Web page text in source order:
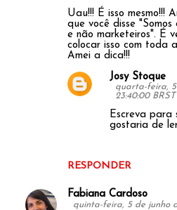
Uau!!! É isso mesmo!!!
que você disse
e não marketeiros". É
colocar isso com toda
Amei a dica!!!
RESPONDER
Josy Stoque
quarta-feira, 5
23:40:00 BRST
Escreva para
gostaria de
Fabiana Cardoso
quinta-feira, 5 de junho